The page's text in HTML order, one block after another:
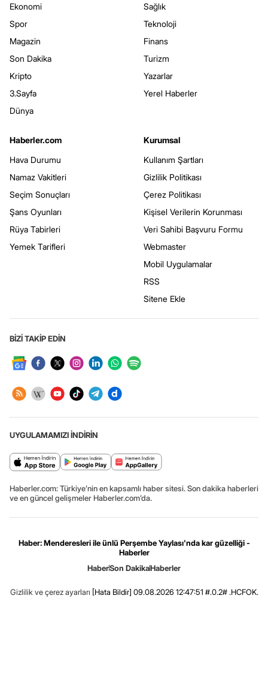
Ekonomi
Spor
Magazin
Son Dakika
Kripto
3.Sayfa
Dünya
Sağlık
Teknoloji
Finans
Turizm
Yazarlar
Yerel Haberler
Haberler.com
Hava Durumu
Namaz Vakitleri
Seçim Sonuçları
Şans Oyunları
Rüya Tabirleri
Yemek Tarifleri
Kurumsal
Kullanım Şartları
Gizlilik Politikası
Çerez Politikası
Kişisel Verilerin Korunması
Veri Sahibi Başvuru Formu
Webmaster
Mobil Uygulamalar
RSS
Sitene Ekle
BİZİ TAKİP EDİN
UYGULAMAMIZI İNDİRİN
Haberler.com: Türkiye’nin en kapsamlı haber sitesi. Son dakika haberleri
ve en güncel gelişmeler Haberler.com’da.
Haber: Menderesleri ile ünlü Perşembe Yaylası'nda kar güzelliği -
Haberler
HaberSon DakikaHaberler
Gizlilik ve çerez ayarları [Hata Bildir] 09.08.2026 12:47:51 #.0.2# .HCFOK.